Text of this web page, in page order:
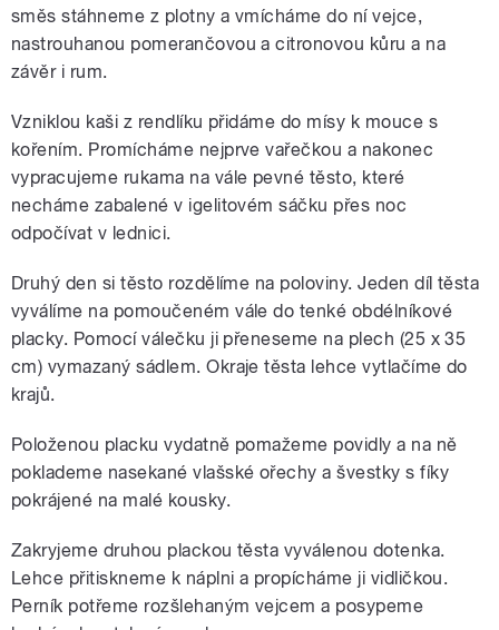
směs stáhneme z plotny a vmícháme do ní vejce,
nastrouhanou pomerančovou a citronovou kůru a na
závěr i rum.
Vzniklou kaši z rendlíku přidáme do mísy k mouce s
kořením. Promícháme nejprve vařečkou a nakonec
vypracujeme rukama na vále pevné těsto, které
necháme zabalené v igelitovém sáčku přes noc
odpočívat v lednici.
Druhý den si těsto rozdělíme na poloviny. Jeden díl těsta
vyválíme na pomoučeném vále do tenké obdélníkové
placky. Pomocí válečku ji přeneseme na plech (25 x 35
cm) vymazaný sádlem. Okraje těsta lehce vytlačíme do
krajů.
Položenou placku vydatně pomažeme povidly a na ně
poklademe nasekané vlašské ořechy a švestky s fíky
pokrájené na malé kousky.
Zakryjeme druhou plackou těsta vyválenou dotenka.
Lehce přitiskneme k náplni a propícháme ji vidličkou.
Perník potřeme rozšlehaným vejcem a posypeme